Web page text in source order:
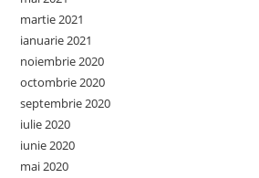
martie 2021
ianuarie 2021
noiembrie 2020
octombrie 2020
septembrie 2020
iulie 2020
iunie 2020
mai 2020